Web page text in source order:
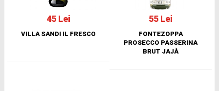
45 Lei
VILLA SANDI IL FRESCO
55 Lei
FONTEZOPPA
PROSECCO PASSERINA
BRUT JAJÀ